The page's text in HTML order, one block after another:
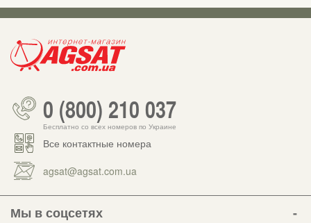
0 (800) 210 037
Бесплатно со всех номеров по Украине
Все контактные номера
agsat@agsat.com.ua
Мы в соцсетях